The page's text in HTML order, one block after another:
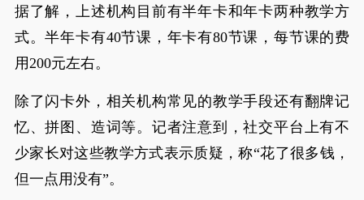
据了解，上述机构目前有半年卡和年卡两种教学方
式。半年卡有40节课，年卡有80节课，每节课的费
用200元左右。
除了闪卡外，相关机构常见的教学手段还有翻牌记
忆、拼图、造词等。记者注意到，社交平台上有不
少家长对这些教学方式表示质疑，称“花了很多钱，
但一点用没有”。